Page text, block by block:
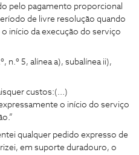
pelo pagamento proporcional
de livre resolução quando
início da execução do serviço
n.º 5, alínea a), subalínea ii),
custos:(...)
o início do serviço
qualquer pedido expresso de
em suporte duradouro, o